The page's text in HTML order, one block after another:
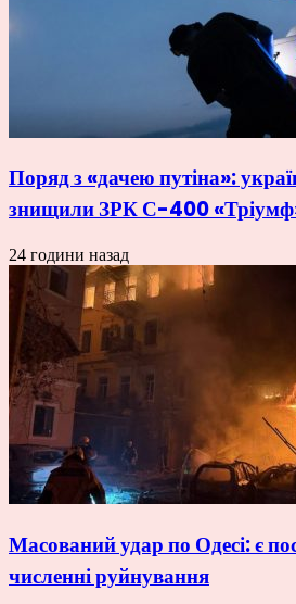
Поряд з «дачею путіна»:
знищили ЗРК С-400
24 години назад
Масований удар по Одесі: є
численні руйнування